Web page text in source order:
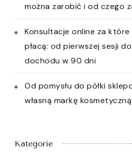
można zarobić i od czego
Konsultacje online za
płacą: od pierwszej sesji
dochodu w 90 dni
Od pomysłu do półki
własną markę
Kategorie